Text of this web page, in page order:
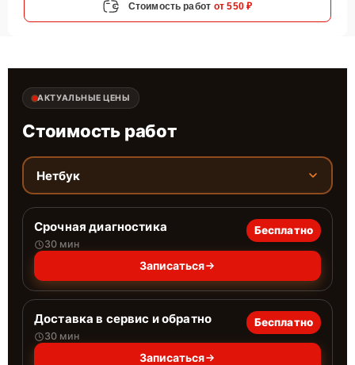
Стоимость работ от 550 ₽
АКТУАЛЬНЫЕ ЦЕНЫ
Стоимость работ
Нетбук
Срочная диагностика
30 мин
Бесплатно
Записаться
Доставка в сервис и обратно
30 мин
Бесплатно
Записаться